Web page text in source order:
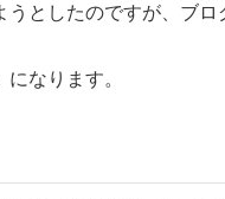
としたのですが、ブロ
なります。